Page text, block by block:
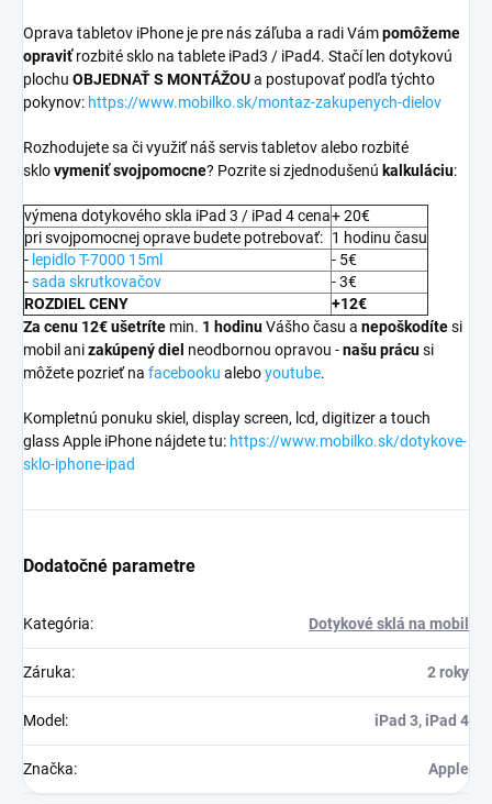
Oprava tabletov iPhone je pre nás záľuba a radi Vámpomôžeme
opraviť rozbité sklo na tablete iPad3 / iPad4. Stačí len dotykovú
plochu OBJEDNAŤ S MONTÁŽOUa postupovať podľa týchto
pokynov: https://www.mobilko.sk/montaz-zakupenych-dielov
Rozhodujete sa či využiť náš servis tabletov alebo rozbité
sklovymeniť svojpomocne? Pozrite si zjednodušenú kalkuláciu:
výmena dotykového skla iPad 3 / iPad 4 cena+ 20€
pri svojpomocnej oprave budete potrebovať: 1 hodinu času
- lepidlo T-7000 15ml
- 5€
-sada skrutkovačov
- 3€
ROZDIEL CENY
+12€
Za cenu 12€ ušetríte min. 1 hodinuVášho času a nepoškodítesi
mobil anizakúpený diel neodbornou opravou -našu prácusi
môžete pozrieť na facebooku aleboyoutube.
Kompletnú ponuku skiel, display screen, lcd, digitizer a touch
glass Apple iPhone nájdete tu: https://www.mobilko.sk/dotykove-
sklo-iphone-ipad
Dodatočné parametre
Kategória: Dotykové sklá na mobil
Záruka: 2 roky
Model : iPad 3, iPad 4
Značka: Apple